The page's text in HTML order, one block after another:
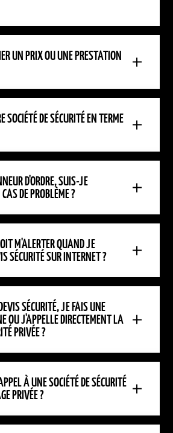
UN PRIX OU UNE PRESTATION
SOCIÉTÉ DE SÉCURITÉ EN TERME
D'ORDRE, SUIS-JE
DE PROBLÈME ?
M'ALERTER QUAND JE
SÉCURITÉ SUR INTERNET ?
SÉCURITÉ, JE FAIS UNE
OU J'APPELLE DIRECTEMENT LA
PRIVÉE ?
À UNE SOCIÉTÉ DE SÉCURITÉ
PRIVÉE ?